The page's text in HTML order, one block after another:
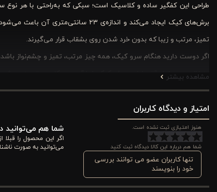
طراحی این کفگیر ساده و کلاسیک است؛ سبکی که به‌راحتی با هر
برش‌های کیک ایجاد می‌کند و
تمیز، مرتب و زیبا که بدون خرد شدن روی بشقاب قرار می‌گیرند.
اگر دوست دارید هنگام سرو کیک، همه چیز مرتب، تمیز و چشم‌نواز
به نظر برسد، اما وقتی اولین برش کیک را با آن سرو کنید، متوجه می‌شوید
شاید بد نباشد از خودتان بپرسید: وقتی می‌توان کیک را با ظرافت و
مشخصات فنی کفگیر کیک استیل ورونیکا 23 سانتی
１. جنس و ساخت
کفگیر کیک ورونیکا از استیل ضدزنگ مرغوب ساخته شده که در
می‌شویید، همانند روز اول براق باشد. جنس بدنه محکم و بادوام است و
مشاهده بیشتر
امتیاز و دیدگاه کاربران
هنوز امتیازی ثبت نشده است.
شما هم درباره این کالا دیدگاه ثبت کنید
تنها کاربران عضو می توانند بررسی
خود را بنویسند
شما هم می‌توانید
اگر این محصول را
می‌توانید به صورت